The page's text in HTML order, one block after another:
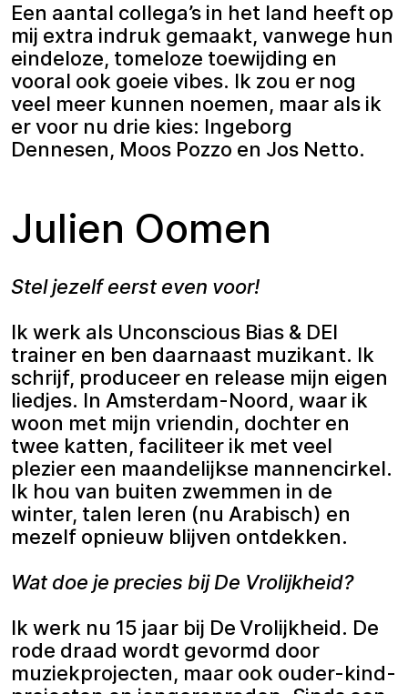
Een aantal collega’s in het land heeft op
mij extra indruk gemaakt, vanwege hun
eindeloze, tomeloze toewijding en
vooral ook goeie vibes. Ik zou er nog
veel meer kunnen noemen, maar als ik
er voor nu drie kies: Ingeborg
Dennesen, Moos Pozzo en Jos Netto.
Julien Oomen
Stel jezelf eerst even voor!
Ik werk als Unconscious Bias & DEI
trainer en ben daarnaast muzikant. Ik
schrijf, produceer en release mijn eigen
liedjes. In Amsterdam-Noord, waar ik
woon met mijn vriendin, dochter en
twee katten, faciliteer ik met veel
plezier een maandelijkse mannencirkel.
Ik hou van buiten zwemmen in de
winter, talen leren (nu Arabisch) en
mezelf opnieuw blijven ontdekken.
Wat doe je precies bij De Vrolijkheid?
Ik werk nu 15 jaar bij De Vrolijkheid. De
rode draad wordt gevormd door
muziekprojecten, maar ook ouder-kind-